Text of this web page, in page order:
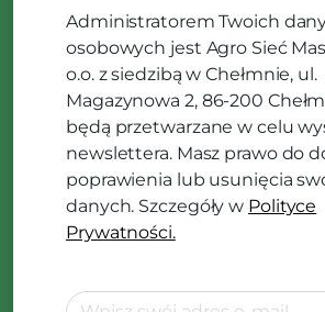
Administratorem Twoich
osobowych jest Agro Sieć
o.o. z siedzibą w Chełmnie, ul.
Magazynowa 2, 86-200
będą przetwarzane w celu
newslettera. Masz prawo do
poprawienia lub usunięcia
danych. Szczegóły w Polityce
Prywatności.